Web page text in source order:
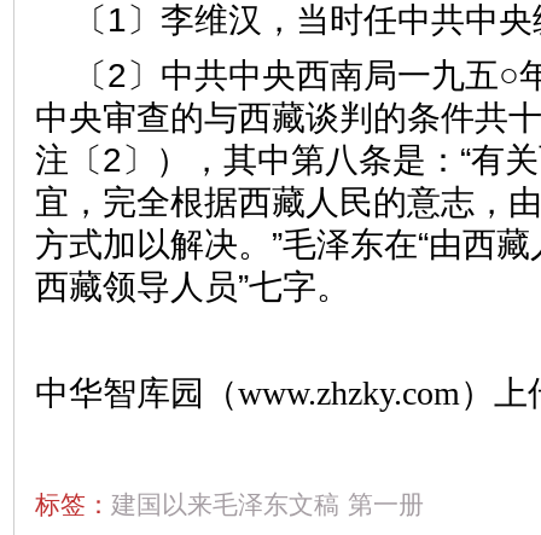
〔1〕李维汉，当时任中共中
〔2〕中共中央西南局一九五○
中央审查的与西藏谈判的条件共
注〔2〕），其中第八条是：“有
宜，完全根据西藏人民的意志，
方式加以解决。”毛泽东在“由西藏
西藏领导人员”七字。
中华智库园（www.zhzky.com）上
标签： 建国以来毛泽东文稿 第一册